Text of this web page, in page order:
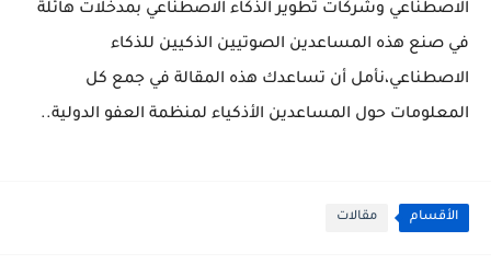
الاصطناعي وشركات تطوير الذكاء الاصطناعي بمدخلات هائلة
في صنع هذه المساعدين الصوتيين الذكيين للذكاء
الاصطناعي،نأمل أن تساعدك هذه المقالة في جمع كل
المعلومات حول المساعدين الأذكياء لمنظمة العفو الدولية..
الأقسام مقالات